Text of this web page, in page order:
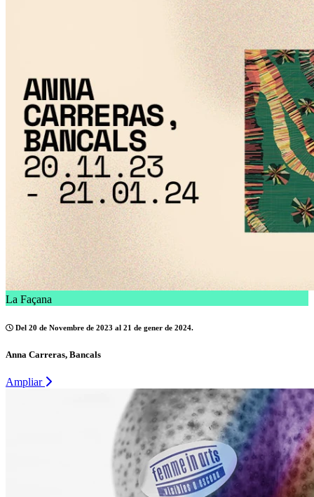
La Façana
Del 20 de Novembre de 2023 al 21 de gener de 2024.
Anna Carreras, Bancals
Ampliar